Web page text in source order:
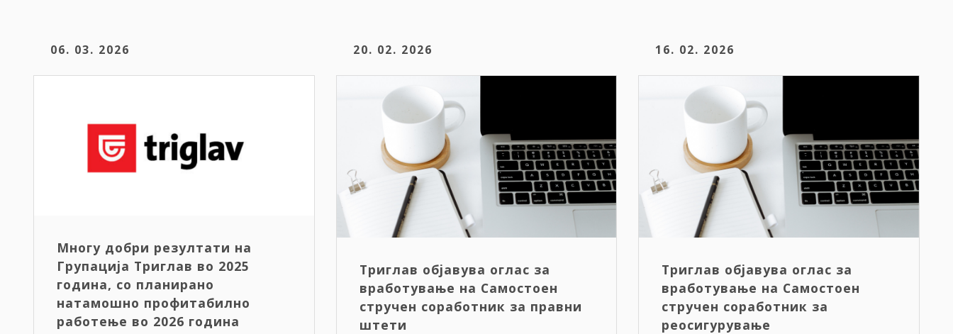
06. 03. 2026
Многу добри резултати на
Групација Триглав во 2025
година, со планирано
натамошно профитабилно
работење во 2026 година
20. 02. 2026
Триглав објавува оглас за
вработување на Самостоен
стручен соработник за правни
штети
16. 02. 2026
Триглав објавува оглас за
вработување на Самостоен
стручен соработник за
реосигурување